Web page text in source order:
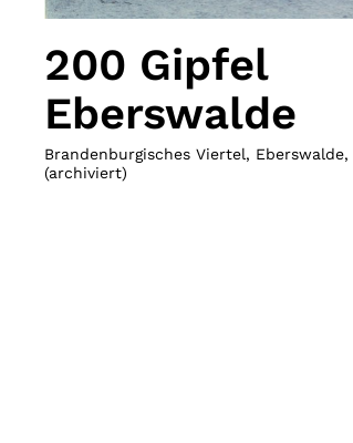
200 Gipfel
Eberswalde
Brandenburgisches Viertel, Eberswalde,
(archiviert)